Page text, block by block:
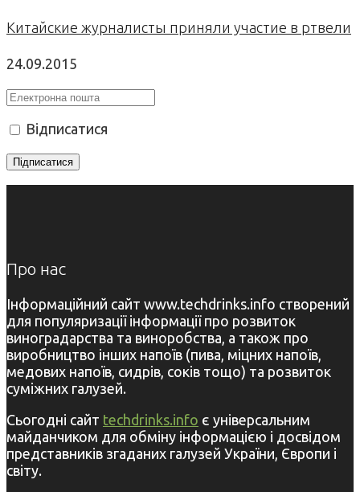
Китайские журналисты приняли участие в ртвели
24.09.2015
Відписатися
Про нас
Інформаційний сайт www.techdrinks.info створений
для популяризації інформації про розвиток
виноградарства та виноробства, а також про
виробництво інших напоїв (пива, міцних напоїв,
медових напоїв, сидрів, соків тощо) та розвиток
суміжних галузей.
Сьогодні сайт techdrinks.info є універсальним
майданчиком для обміну інформацією і досвідом
представників згаданих галузей України, Європи і
світу.